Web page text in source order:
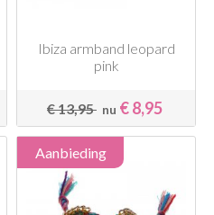
Ibiza armband leopard
pink
€ 13,95 nu € 8,95
Aanbieding